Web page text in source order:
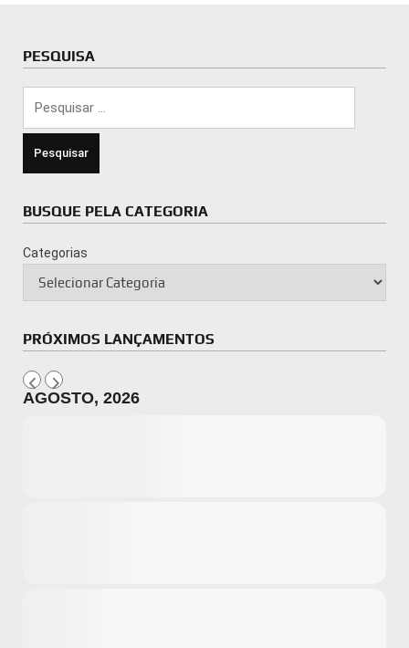
PESQUISA
BUSQUE PELA CATEGORIA
Categorias
PRÓXIMOS LANÇAMENTOS
AGOSTO, 2026